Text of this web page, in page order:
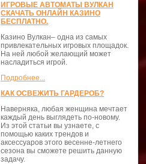
ИГРОВЫЕ АВТОМАТЫ ВУЛКАН
СКАЧАТЬ ОНЛАЙН КАЗИНО
БЕСПЛАТНО.
Казино Вулкан– одна из самых
привлекательных игровых площадок.
На ней любой желающий может
насладиться игрой.
Подробнее...
КАК ОСВЕЖИТЬ ГАРДЕРОБ?
Наверняка, любая женщина мечтает
каждый день выглядеть по-новому.
Из этой статьи вы узнаете, с
помощью каких трендов и
аксессуаров этого весенне-летнего
сезона вы сможете решить данную
задачу.